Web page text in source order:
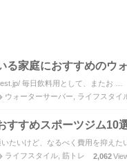
る家庭におすすめのウ
毎日飲料用として、またお …
ウォーターサーバー ライフスタイ
すすめスポーツジム10
たいけど、なるべく費用を抑えた
ライフスタイル 筋トレ 2,062